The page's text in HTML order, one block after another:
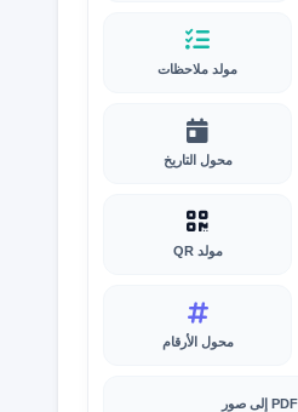
مولد ملاحظات
محول التاريخ
مولد QR
محول الأرقام